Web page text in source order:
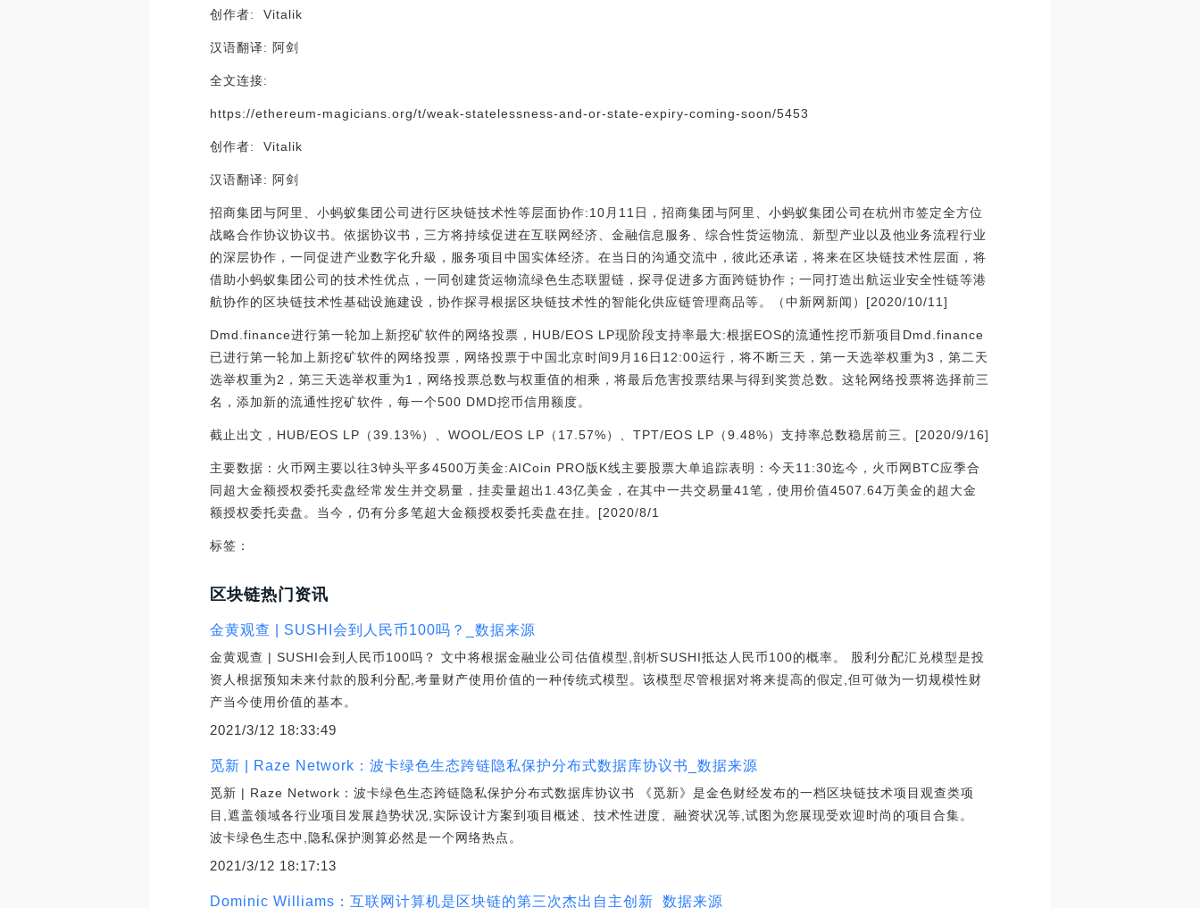
创作者: Vitalik
汉语翻译: 阿剑
全文连接:
https://ethereum-magicians.org/t/weak-statelessness-and-or-state-expiry-coming-soon/5453
创作者: Vitalik
汉语翻译: 阿剑
招商集团与阿里、小蚂蚁集团公司进行区块链技术性等层面协作:10月11日，招商集团与阿里、小蚂蚁集团公司在杭州市签定全方位
战略合作协议协议书。依据协议书，三方将持续促进在互联网经济、金融信息服务、综合性货运物流、新型产业以及他业务流程行业
的深层协作，一同促进产业数字化升級，服务项目中国实体经济。在当日的沟通交流中，彼此还承诺，将来在区块链技术性层面，将
借助小蚂蚁集团公司的技术性优点，一同创建货运物流绿色生态联盟链，探寻促进多方面跨链协作；一同打造出航运业安全性链等港
航协作的区块链技术性基础设施建设，协作探寻根据区块链技术性的智能化供应链管理商品等。（中新网新闻）[2020/10/11]
Dmd.finance进行第一轮加上新挖矿软件的网络投票，HUB/EOS LP现阶段支持率最大:根据EOS的流通性挖币新项目Dmd.finance
已进行第一轮加上新挖矿软件的网络投票，网络投票于中国北京时间9月16日12:00运行，将不断三天，第一天选举权重为3，第二天
选举权重为2，第三天选举权重为1，网络投票总数与权重值的相乘，将最后危害投票结果与得到奖赏总数。这轮网络投票将选择前三
名，添加新的流通性挖矿软件，每一个500 DMD挖币信用额度。
截止出文，HUB/EOS LP（39.13%）、WOOL/EOS LP（17.57%）、TPT/EOS LP（9.48%）支持率总数稳居前三。[2020/9/16]
主要数据：火币网主要以往3钟头平多4500万美金:AICoin PRO版K线主要股票大单追踪表明：今天11:30迄今，火币网BTC应季合
同超大金额授权委托卖盘经常发生并交易量，挂卖量超出1.43亿美金，在其中一共交易量41笔，使用价值4507.64万美金的超大金
额授权委托卖盘。当今，仍有分多笔超大金额授权委托卖盘在挂。[2020/8/1
标签：
区块链热门资讯
金黄观查 | SUSHI会到人民币100吗？_数据来源
金黄观查 | SUSHI会到人民币100吗？ 文中将根据金融业公司估值模型,剖析SUSHI抵达人民币100的概率。 股利分配汇兑模型是投
资人根据预知未来付款的股利分配,考量财产使用价值的一种传统式模型。该模型尽管根据对将来提高的假定,但可做为一切规模性财
产当今使用价值的基本。
2021/3/12 18:33:49
觅新 | Raze Network：波卡绿色生态跨链隐私保护分布式数据库协议书_数据来源
觅新 | Raze Network：波卡绿色生态跨链隐私保护分布式数据库协议书 《觅新》是金色财经发布的一档区块链技术项目观查类项
目,遮盖领域各行业项目发展趋势状况,实际设计方案到项目概述、技术性进度、融资状况等,试图为您展现受欢迎时尚的项目合集。
波卡绿色生态中,隐私保护测算必然是一个网络热点。
2021/3/12 18:17:13
Dominic Williams：互联网计算机是区块链的第三次杰出自主创新_数据来源